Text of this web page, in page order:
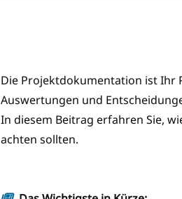
Die Projektdokumentation ist Ihr
Auswertungen und
In diesem Beitrag erfahren Sie,
achten sollten.